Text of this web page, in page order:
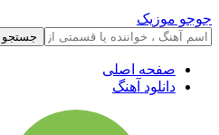
جوجو موزیک
جستجو
صفحه اصلی
دانلود آهنگ